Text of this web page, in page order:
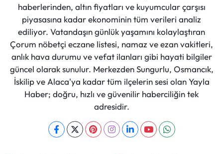
haberlerinden, altın fiyatları ve kuyumcular çarşısı
piyasasına kadar ekonominin tüm verileri analiz
ediliyor. Vatandaşın günlük yaşamını kolaylaştıran
Çorum nöbetçi eczane listesi, namaz ve ezan vakitleri,
anlık hava durumu ve vefat ilanları gibi hayati bilgiler
güncel olarak sunulur. Merkezden Sungurlu, Osmancık,
İskilip ve Alaca'ya kadar tüm ilçelerin sesi olan Yayla
Haber; doğru, hızlı ve güvenilir haberciliğin tek
adresidir.